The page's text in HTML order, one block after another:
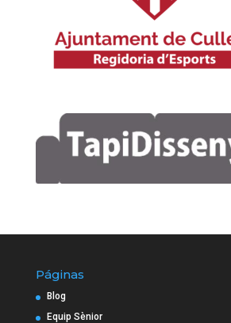
Páginas
Blog
Equip Sènior